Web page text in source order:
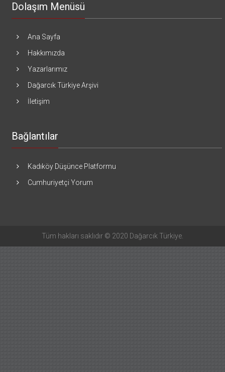
Dolaşım Menüsü
Ana Sayfa
Hakkımızda
Yazarlarımız
Dağarcık Türkiye Arşivi
İletişim
Bağlantılar
Kadıköy Düşünce Platformu
Cumhuriyetçi Yorum
Tüm hakları saklıdır © 2020 Dağarcık Türkiye.